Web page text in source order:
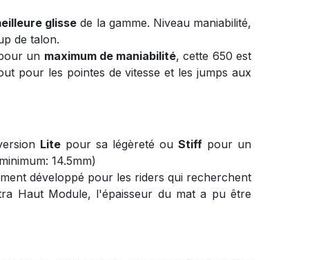
glisse de la gamme. Niveau maniabilité,
de talon.
un maximum de maniabilité, cette 650 est
pour les pointes de vitesse et les jumps aux
Litepour sa légèreté ou Stiffpour un
14.5mm)
développé pour les riders qui recherchent
Haut Module, l'épaisseur du mat a pu être